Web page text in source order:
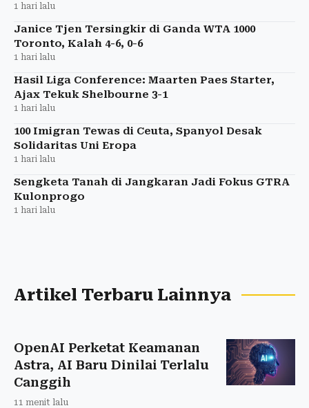
1 hari lalu
Janice Tjen Tersingkir di Ganda WTA 1000
Toronto, Kalah 4-6, 0-6
1 hari lalu
Hasil Liga Conference: Maarten Paes Starter,
Ajax Tekuk Shelbourne 3-1
1 hari lalu
100 Imigran Tewas di Ceuta, Spanyol Desak
Solidaritas Uni Eropa
1 hari lalu
Sengketa Tanah di Jangkaran Jadi Fokus GTRA
Kulonprogo
1 hari lalu
Artikel Terbaru Lainnya
OpenAI Perketat Keamanan
Astra, AI Baru Dinilai Terlalu
Canggih
11 menit lalu